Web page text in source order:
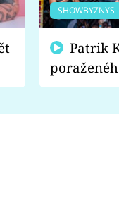
SHOWBYZNYS
fanoušci